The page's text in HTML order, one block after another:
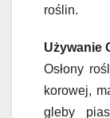
roślin.
Używanie
Osłony
korowej,
gleby